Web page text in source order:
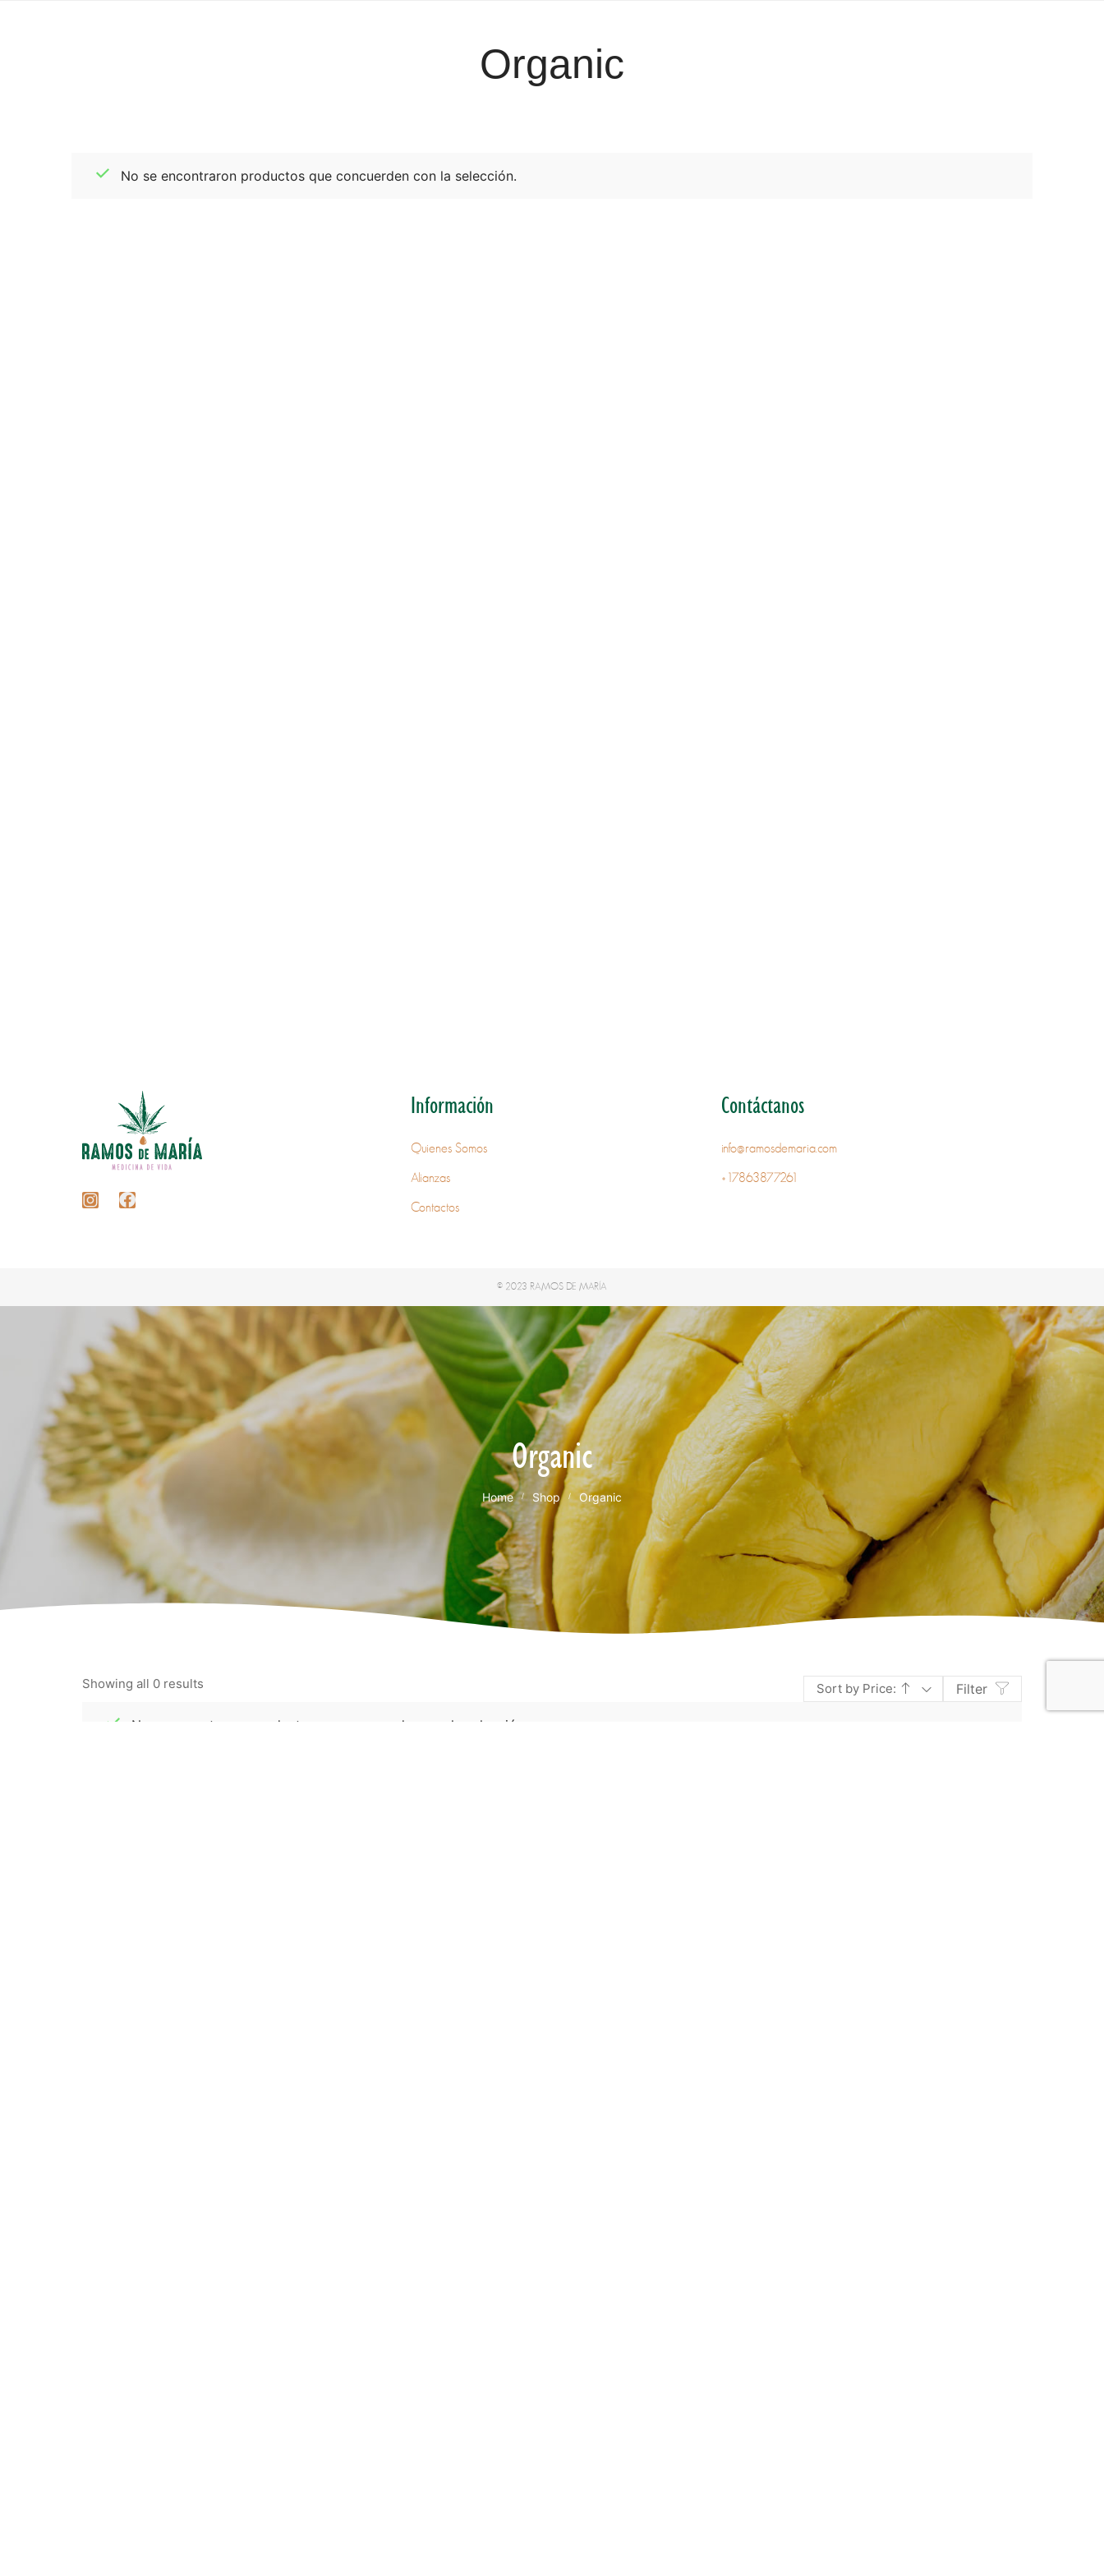
Organic
No se encontraron productos que concuerden con la selección.
Información
Quienes Somos
Alianzas
Contactos
Contáctanos
info@ramosdemaria.com
+17863877261
© 2023 RAMOS DE MARÍA
Organic
Home / Shop / Organic
Showing all 0 results Sort by Price: Filter
No se encontraron productos que concuerden con la selección.